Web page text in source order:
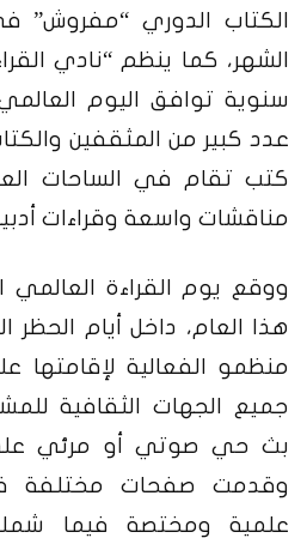
الكتاب الدوري “مفروش”
الشهر، كما ينظم “نادي
سنوية توافق اليوم
عدد كبير من المثقفين
كتب تقام في الساحات
مناقشات واسعة وقراءات
هذا العام، داخل أيام الحظر
منظمو الفعالية لإقامتها
جميع الجهات الثقافية
بث حي صوتي أو مرئي
وقدمت صفحات مختلفة
علمية ومختصة فيما